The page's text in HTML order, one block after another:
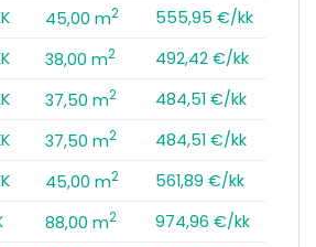
45,00 m2
555,95 €/kk
38,00 m2
492,42 €/kk
37,50 m2
484,51 €/kk
37,50 m2
484,51 €/kk
45,00 m2
561,89 €/kk
88,00 m2
974,96 €/kk